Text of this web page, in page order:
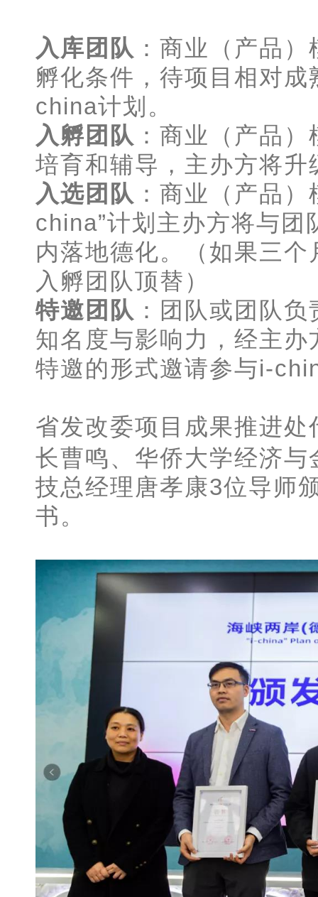
入库团队 ：商业（产品
孵化条件，待项目相对
china计划。
入孵团队 ：商业（产品
培育和辅导，主办方将
入选团队 ：商业（产品
china”计划主办方将与
内落地德化。（如果三
入孵团队顶替）
特邀团队 ：团队或团队
知名度与影响力，经主
特邀的形式邀请参与i-
省发改委项目成果推进
长曹鸣、华侨大学经济
技总经理唐孝康3位导师
书。